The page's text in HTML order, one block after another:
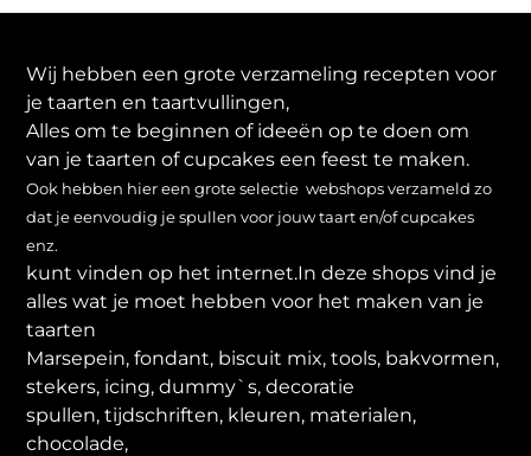
Wij hebben een grote verzameling recepten voor
je taarten en taartvullingen,
Alles om te beginnen of ideeën op te doen om
van je taarten of cupcakes een feest te maken.
Ook hebben hier een grote selectie webshops verzameld zo
dat je eenvoudig je spullen voor jouw taart en/of cupcakes
enz.
kunt vinden op het internet.In deze shops vind je
alles wat je moet hebben voor het maken van je
taarten
Marsepein, fondant, biscuit mix, tools, bakvormen,
stekers, icing, dummy`s, decoratie
spullen, tijdschriften, kleuren, materialen,
chocolade,